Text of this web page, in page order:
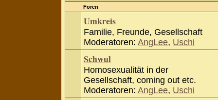
Foren
Umkreis
Familie, Freunde, Gesellschaft
Moderatoren: AngLee, Uschi
Schwul
Homosexualität in der
Gesellschaft, coming out etc.
Moderatoren: AngLee, Uschi